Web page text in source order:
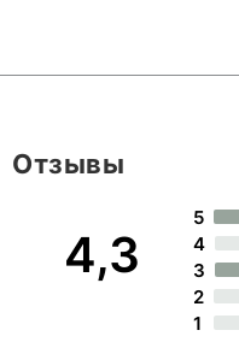
4,3
5
4
3
2
1
Отзывы